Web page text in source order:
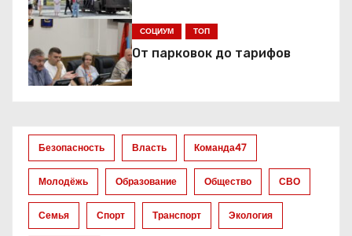
СОЦИУМ ТОП
От парковок до тарифов
Безопасность Власть Команда47
Молодёжь Образование Общество СВО
Семья Спорт Транспорт Экология